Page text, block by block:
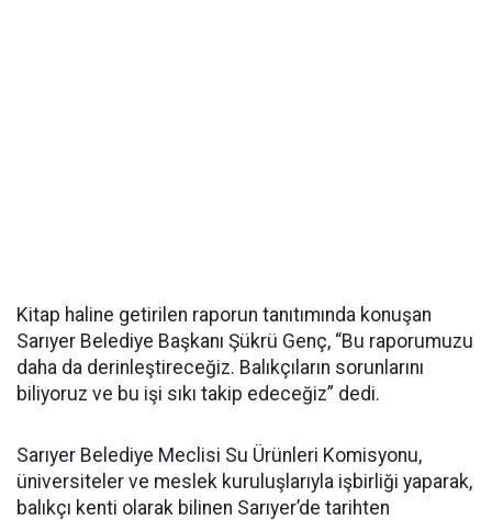
Kitap haline getirilen raporun tanıtımında konuşan
Sarıyer Belediye Başkanı Şükrü Genç, “Bu raporumuzu
daha da derinleştireceğiz. Balıkçıların sorunlarını
biliyoruz ve bu işi sıkı takip edeceğiz” dedi.
Sarıyer Belediye Meclisi Su Ürünleri Komisyonu,
üniversiteler ve meslek kuruluşlarıyla işbirliği yaparak,
balıkçı kenti olarak bilinen Sarıyer’de tarihten